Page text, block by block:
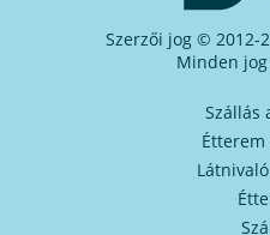
Szerzői jog © 2012-
Minden
Szállás
Étterem